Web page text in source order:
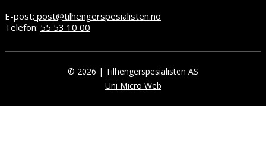
E-post: post@tilhengerspesialisten.no
Telefon: 55 53 10 00
© 2026 | Tilhengerspesialisten AS
Uni Micro Web